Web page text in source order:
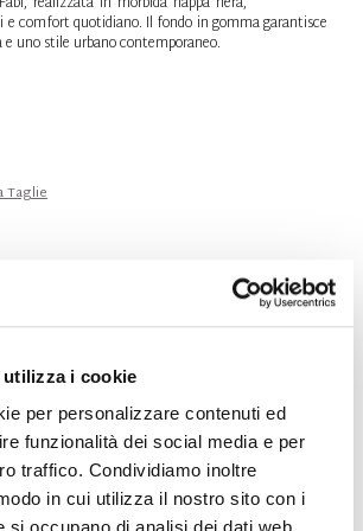
i cookie
per personalizzare contenuti ed
funzionalità dei social media e per
traffico. Condividiamo inoltre
in cui utilizza il nostro sito con i
e comfort quotidiano. Il fondo in gomma garantisce
e uno stile urbano contemporaneo.
Taglie
+
AL CARRELLO
ALLA WISHLIST